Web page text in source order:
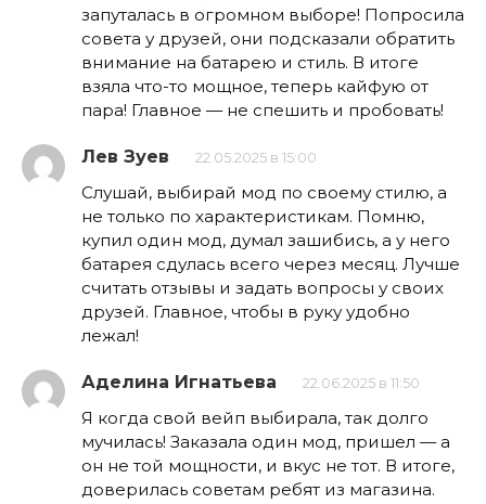
запуталась в огромном выборе! Попросила
совета у друзей, они подсказали обратить
внимание на батарею и стиль. В итоге
взяла что-то мощное, теперь кайфую от
пара! Главное — не спешить и пробовать!
Лев Зуев 22.05.2025 в 15:00
Слушай, выбирай мод по своему стилю, а
не только по характеристикам. Помню,
купил один мод, думал зашибись, а у него
батарея сдулась всего через месяц. Лучше
считать отзывы и задать вопросы у своих
друзей. Главное, чтобы в руку удобно
лежал!
Аделина Игнатьева 22.06.2025 в 11:50
Я когда свой вейп выбирала, так долго
мучилась! Заказала один мод, пришел — а
он не той мощности, и вкус не тот. В итоге,
доверилась советам ребят из магазина.